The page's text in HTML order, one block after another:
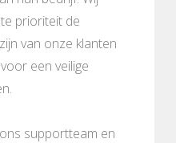
prioriteit de
van onze klanten
een veilige
supportteam en